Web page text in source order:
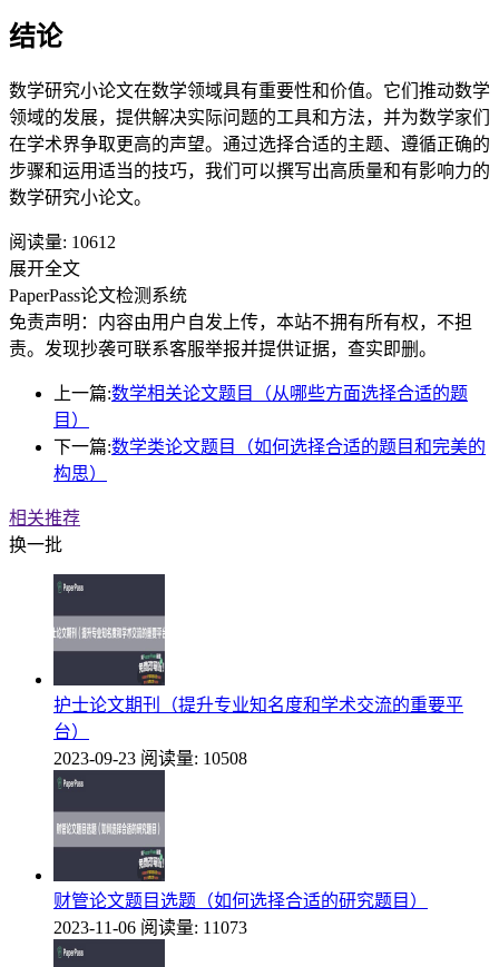
结论
数学研究小论文在数学领域具有重要性和价值。它们推动数学
领域的发展，提供解决实际问题的工具和方法，并为数学家们
在学术界争取更高的声望。通过选择合适的主题、遵循正确的
步骤和运用适当的技巧，我们可以撰写出高质量和有影响力的
数学研究小论文。
阅读量: 10612
展开全文
PaperPass论文检测系统
免责声明：内容由用户自发上传，本站不拥有所有权，不担
责。发现抄袭可联系客服举报并提供证据，查实即删。
上一篇:数学相关论文题目（从哪些方面选择合适的题
目）
下一篇:数学类论文题目（如何选择合适的题目和完美的
构思）
相关推荐
换一批
护士论文期刊（提升专业知名度和学术交流的重要平
台）
2023-09-23 阅读量: 10508
财管论文题目选题（如何选择合适的研究题目）
2023-11-06 阅读量: 11073